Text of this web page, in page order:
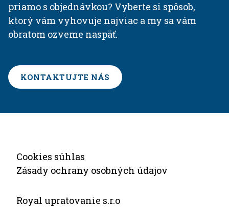
priamo s objednávkou? Vyberte si spôsob,
ktorý vám vyhovuje najviac a my sa vám
obratom ozveme naspäť.
KONTAKTUJTE NÁS
Cookies súhlas
Zásady ochrany osobných údajov
Royal upratovanie s.r.o